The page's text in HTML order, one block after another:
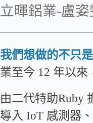
立暉鋁業-盧姿
我們想做的不只
業至今 12 年以來
由二代特助Ruby
導入 IoT 感測器